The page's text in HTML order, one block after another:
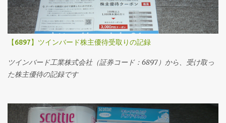
【6897】ツインバード株主優待受取りの記録
ツインバード工業株式会社（証券コード：6897）から、受け取っ
た株主優待の記録です